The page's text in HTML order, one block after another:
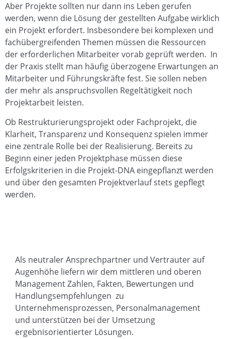
Aber Projekte sollten nur dann ins Leben gerufen
werden, wenn die Lösung der gestellten Aufgabe wirklich
ein Projekt erfordert. Insbesondere bei komplexen und
fachübergreifenden Themen müssen die Ressourcen
der erforderlichen Mitarbeiter vorab geprüft werden. In
der Praxis stellt man häufig überzogene Erwartungen an
Mitarbeiter und Führungskräfte fest. Sie sollen neben
der mehr als anspruchsvollen Regeltätigkeit noch
Projektarbeit leisten.
Ob Restrukturierungsprojekt oder Fachprojekt, die
Klarheit, Transparenz und Konsequenz spielen immer
eine zentrale Rolle bei der Realisierung. Bereits zu
Beginn einer jeden Projektphase müssen diese
Erfolgskriterien in die Projekt-DNA eingepflanzt werden
und über den gesamten Projektverlauf stets gepflegt
werden.
Als neutraler Ansprechpartner und Vertrauter auf
Augenhöhe liefern wir dem mittleren und oberen
Management Zahlen, Fakten, Bewertungen und
Handlungsempfehlungen zu
Unternehmensprozessen, Personalmanagement
und unterstützen bei der Umsetzung
ergebnisorientierter Lösungen.